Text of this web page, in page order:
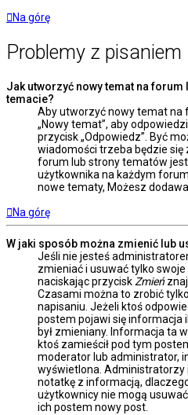
Na górę
Problemy z pisaniem
Jak utworzyć nowy temat na forum
temacie?
Aby utworzyć nowy temat na
„Nowy temat”, aby
przycisk „Odpowiedz”. Być
wiadomości trzeba będzie
forum lub strony tematów
użytkownika na każdym
nowe tematy, Możesz
Na górę
W jaki sposób można zmienić lub
Jeśli nie jesteś
zmieniać i usuwać tylko
naciskając przyciskZmień
Czasami można to zrobić
napisaniu. Jeżeli ktoś
postem pojawi się informacja
był zmieniany. Informacja ta
ktoś zamieścił pod tym
moderator lub administrator,
wyświetlona.
notatkę z informacją,
użytkownicy nie mogą
ich postem nowy post.